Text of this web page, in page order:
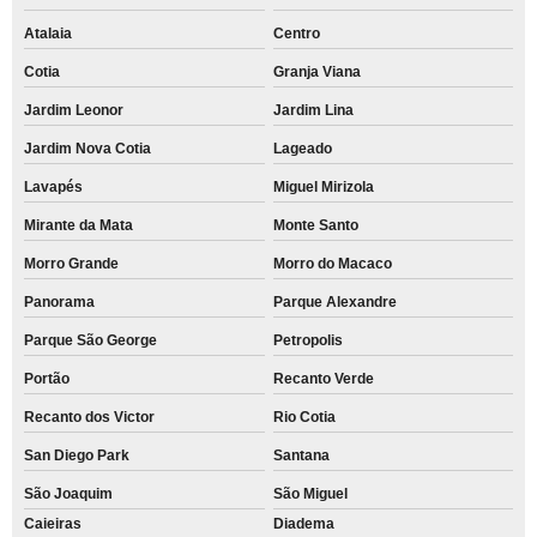
Atalaia Centro
Cotia Granja Viana
Jardim Leonor Jardim Lina
Jardim Nova Cotia Lageado
Lavapés Miguel Mirizola
Mirante da Mata Monte Santo
Morro Grande Morro do Macaco
Panorama Parque Alexandre
Parque São George Petropolis
Portão Recanto Verde
Recanto dos Victor Rio Cotia
San Diego Park Santana
São Joaquim
São Miguel
Caieiras
Diadema